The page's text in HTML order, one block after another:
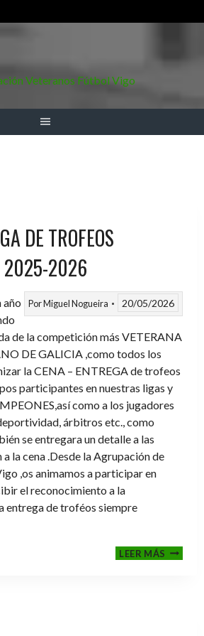
DE TROFEOS
2025-2026
PorMiguel Nogueira 20/05/2026
año
de la competición más VETERANA
DE GALICIA ,como todos los
la CENA – ENTREGA de trofeos
participantes en nuestras ligas y
como a los jugadores
árbitros etc., como
se entregara un detalle a las
a la cena .Desde la Agrupación de
,os animamos a participar en
el reconocimiento a la
entrega de troféos siempre
LEER MÁSCENA-